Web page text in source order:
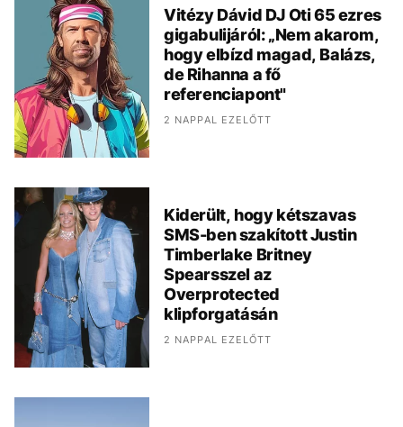
Vitézy Dávid DJ Oti 65 ezres
gigabulijáról: „Nem akarom,
hogy elbízd magad, Balázs,
de Rihanna a fő
referenciapont"
2 NAPPAL EZELŐTT
Kiderült, hogy kétszavas
SMS-ben szakított Justin
Timberlake Britney
Spearsszel az
Overprotected
klipforgatásán
2 NAPPAL EZELŐTT